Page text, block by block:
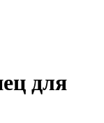
для